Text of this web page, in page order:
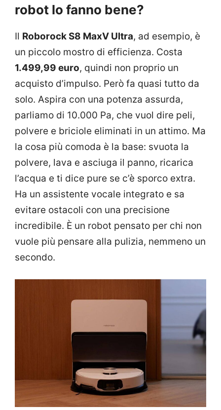
robot lo fanno bene?
Il Roborock S8 MaxV Ultra, ad esempio, è
un piccolo mostro di efficienza. Costa
1.499,99 euro, quindi non proprio un
acquisto d’impulso. Però fa quasi tutto da
solo. Aspira con una potenza assurda,
parliamo di 10.000 Pa, che vuol dire peli,
polvere e briciole eliminati in un attimo. Ma
la cosa più comoda è la base: svuota la
polvere, lava e asciuga il panno, ricarica
l’acqua e ti dice pure se c’è sporco extra.
Ha un assistente vocale integrato e sa
evitare ostacoli con una precisione
incredibile. È un robot pensato per chi non
vuole più pensare alla pulizia, nemmeno un
secondo.